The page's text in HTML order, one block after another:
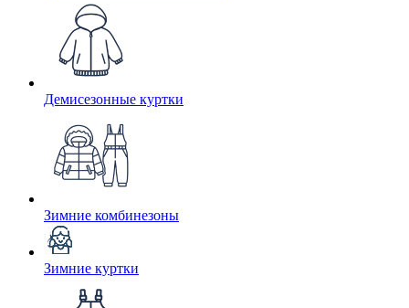
Демисезонные куртки
Зимние комбинезоны
Зимние куртки